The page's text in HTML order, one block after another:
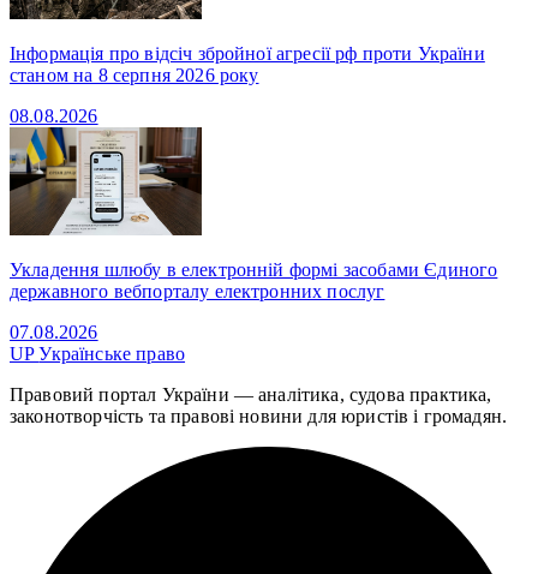
Інформація про відсіч збройної агресії рф проти України
станом на 8 серпня 2026 року
08.08.2026
Укладення шлюбу в електронній формі засобами Єдиного
державного вебпорталу електронних послуг
07.08.2026
UPУкраїнське право
Правовий портал України — аналітика, судова практика,
законотворчість та правові новини для юристів і громадян.